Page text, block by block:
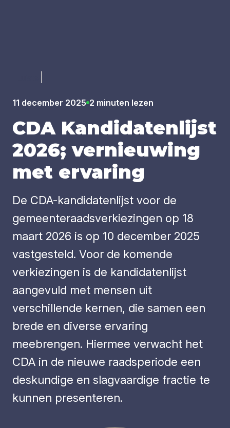
11 december 2025 2 minuten lezen
CDAKan­di­da­ten­lijst
2026; ver­nieu­wing
met erva­ring
De CDA-kandidatenlijst voor de
gemeenteraadsverkiezingen op 18
maart 2026 is op 10 december 2025
vastgesteld. Voor de komende
verkiezingen is de kandidatenlijst
aangevuld met mensen uit
verschillende kernen, die samen een
brede en diverse ervaring
meebrengen. Hiermee verwacht het
CDA in de nieuwe raadsperiode een
deskundige en slagvaardige fractie te
kunnen presenteren.